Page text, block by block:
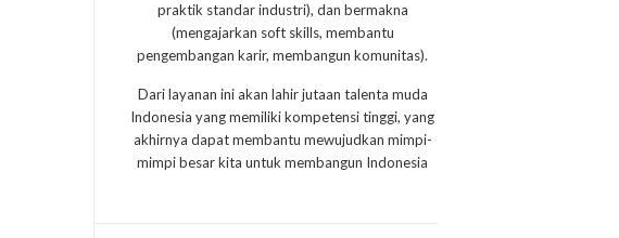
praktik standar industri), dan bermakna
(mengajarkan soft skills, membantu
pengembangan karir, membangun komunitas).
Dari layanan ini akan lahir jutaan talenta muda
Indonesia yang memiliki kompetensi tinggi, yang
akhirnya dapat membantu mewujudkan mimpi-
mimpi besar kita untuk membangun Indonesia